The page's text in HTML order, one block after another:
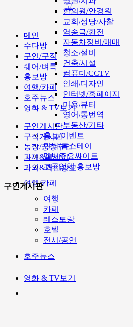
한의원/안경원
교회/성당/사찰
역송금/환전
자동차정비/매매
청소/설비
건축/시설
컴퓨터/CCTV
인쇄/디자인
인터넷/홈페이지
미용/뷰티
영어/통번역
부동산/기타
홍보/이벤트
민박/홈스테이
멜번주요싸이트
고국업체 홍보방
여행/카페
여행
카페
레스토랑
호텔
전시/공연
호주뉴스
영화 & TV보기
고
메인
수다방
구인/구직
쉐어/벼룩
홍보방
여행/카페
호주뉴스
영화 & TV보기
구인게시판
구직게시판
농장/공장구인
과제&에세이
과외&개인광고
구인게시판